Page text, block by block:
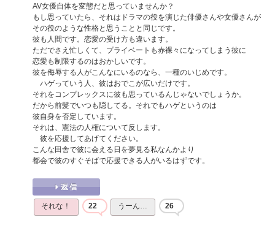
AV女優自体を変態だと思っていませんか？
もし思っていたら、それはドラマの役を演じた俳優さんや女優さんが
その役のような性格と思うことと同じです。
彼も人間です。恋愛の受け方も違います。
ただでさえ忙しくて、プライベートも赤裸々になってしまう彼に
恋愛も制限するのはおかしいです。
彼を侮辱する人がこんなにいるのなら、一種のいじめです。
ハゲっていう人、彼はおでこが広いだけです。
それをコンプレックスに彼も思っているんじゃないでしょうか。
だから前髪でいつも隠してる。それでもハゲというのは
彼自身を否定しています。
それは、憲法の人権について反します。
彼を応援してあげてください。
こんな田舎で彼に会える日を夢見る私なんかより
都会で彼のすぐそばで応援できる人がいるはずです。
それな！ 22 うーん… 26